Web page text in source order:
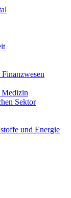
Medizin
Sektor
und Energie